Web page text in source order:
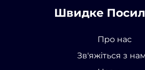
Швидке
Про нас
Зв'яжіться з